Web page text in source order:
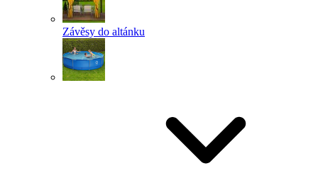
Závěsy do altánku